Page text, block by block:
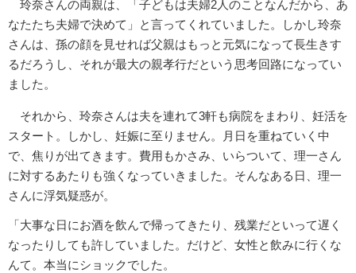
玲奈さんの両親は、「子どもは夫婦2人のことなんだから、あ
なたたち夫婦で決めて」と言ってくれていました。しかし玲奈
さんは、孫の顔を見せれば父親はもっと元気になって長生きす
るだろうし、それが最大の親孝行だという思考回路になってい
ました。
それから、玲奈さんは夫を連れて3軒も病院をまわり、妊活を
スタート。しかし、妊娠に至りません。月日を重ねていく中
で、焦りが出てきます。費用もかさみ、いらついて、理一さん
に対するあたりも強くなっていきました。そんなある日、理一
さんに浮気疑惑が。
「大事な日にお酒を飲んで帰ってきたり、残業だといって遅く
なったりしても許していました。だけど、女性と飲みに行くな
んて。本当にショックでした。